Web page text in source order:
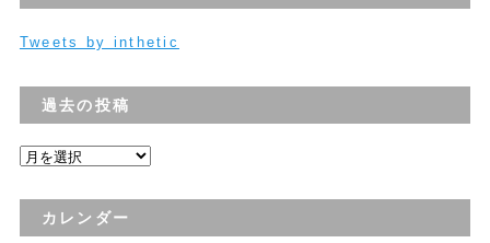
Tweets by inthetic
過去の投稿
過
の
カレンダー